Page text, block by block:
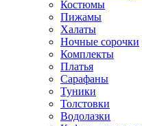
Костюмы
Пижамы
Халаты
Ночные сорочки
Комплекты
Платья
Сарафаны
Туники
Толстовки
Водолазки